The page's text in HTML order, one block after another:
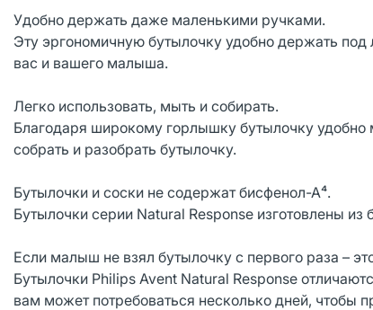
Удобно держать даже маленькими ручками.
Эту эргономичную бутылочку удобно держать
вас и вашего малыша.
Легко использовать, мыть и собирать.
Благодаря широкому горлышку бутылочку удобно
собрать и разобрать бутылочку.
Бутылочки и соски не содержат бисфенол-А⁴.
Бутылочки серии Natural Response изготовлены
Если малыш не взял бутылочку с первого раза –
Бутылочки Philips Avent Natural Response
вам может потребоваться несколько дней, чтобы